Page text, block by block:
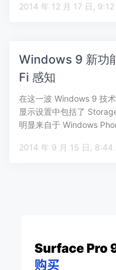
2014 年 12 月
Windows 9 新功
Fi 感知
在这一波 Windows 9 技
显示设置中包括了
明显来自于 Windows
2014 年 9 月